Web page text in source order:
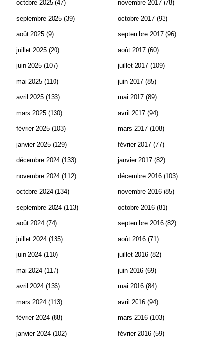
octobre 2025 (47)
septembre 2025 (39)
août 2025 (9)
juillet 2025 (20)
juin 2025 (107)
mai 2025 (110)
avril 2025 (133)
mars 2025 (130)
février 2025 (103)
janvier 2025 (129)
décembre 2024 (133)
novembre 2024 (112)
octobre 2024 (134)
septembre 2024 (113)
août 2024 (74)
juillet 2024 (135)
juin 2024 (110)
mai 2024 (117)
avril 2024 (136)
mars 2024 (113)
février 2024 (88)
janvier 2024 (102)
novembre 2017 (78)
octobre 2017 (93)
septembre 2017 (96)
août 2017 (60)
juillet 2017 (109)
juin 2017 (85)
mai 2017 (89)
avril 2017 (94)
mars 2017 (108)
février 2017 (77)
janvier 2017 (82)
décembre 2016 (103)
novembre 2016 (85)
octobre 2016 (81)
septembre 2016 (82)
août 2016 (71)
juillet 2016 (82)
juin 2016 (69)
mai 2016 (84)
avril 2016 (94)
mars 2016 (103)
février 2016 (59)